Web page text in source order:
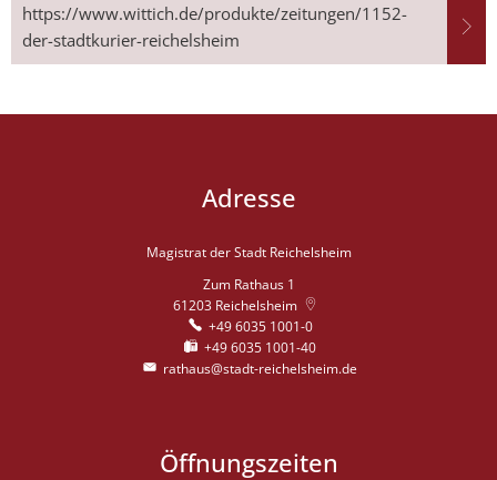
https://www.wittich.de/produkte/zeitungen/1152-
der-stadtkurier-reichelsheim
Adresse
Magistrat der Stadt Reichelsheim
Zum Rathaus 1
61203 Reichelsheim
+49 6035 1001-0
+49 6035 1001-40
rathaus@stadt-reichelsheim.de
Öffnungszeiten